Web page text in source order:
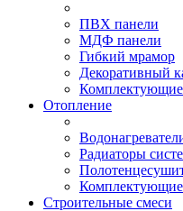
ПВХ панели
МДФ панели
Гибкий мрамор
Декоративный
Отопление
Радиаторы
Комплектующие
Строительные смеси